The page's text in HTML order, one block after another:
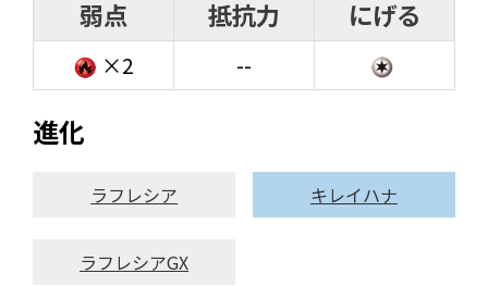
弱点 抵抗力 にげる
×2 --
進化
ラフレシア キレイハナ
ラフレシアGX